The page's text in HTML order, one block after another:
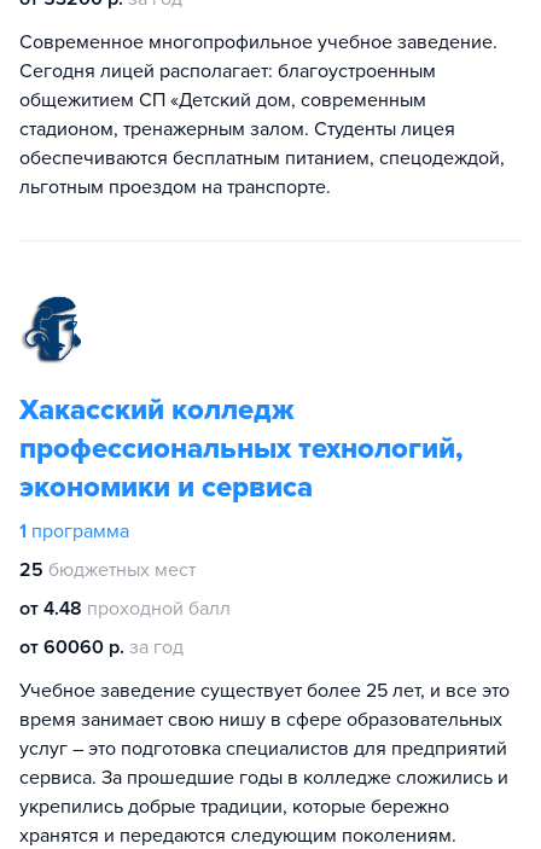
Современное многопрофильное учебное заведение.
Сегодня лицей располагает: благоустроенным
общежитием СП «Детский дом, современным
стадионом, тренажерным залом. Студенты лицея
обеспечиваются бесплатным питанием, спецодеждой,
льготным проездом на транспорте.
Хакасский колледж
профессиональных технологий,
экономики и сервиса
1 программа
25 бюджетных мест
от 4.48 проходной балл
от 60060 р. за год
Учебное заведение существует более 25 лет, и все это
время занимает свою нишу в сфере образовательных
услуг – это подготовка специалистов для предприятий
сервиса. За прошедшие годы в колледже сложились и
укрепились добрые традиции, которые бережно
хранятся и передаются следующим поколениям.